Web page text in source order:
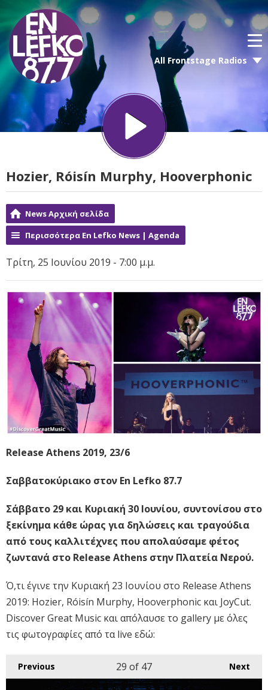
All Frontstage Radios
Hozier, Róisín Murphy, Hooverphonic
News Αρχική σελίδα
Περισσότερα En Lefko News | Agenda
Τρίτη, 25 Ιουνίου 2019 - 7:00 μ.μ.
Release Athens 2019, 23/6
Σαββατοκύριακο στον En Lefko 87.7
Σάββατο 29 και Κυριακή 30 Ιουνίου, συντονίσου στο
ξεκίνημα κάθε ώρας για δηλώσεις και τραγούδια
από τους καλλιτέχνες που απολαύσαμε φέτος
ζωντανά στο Release Athens στην Πλατεία Νερού.
Ό,τι έγινε την Κυριακή 23 Ιουνίου στο Release Athens
2019: Hozier, Róisín Murphy, Hooverphonic και JoyCut.
Discover Great Music και απόλαυσε το gallery με όλες
τις φωτογραφίες από τα live εδώ:
Previous Next
29 of 47